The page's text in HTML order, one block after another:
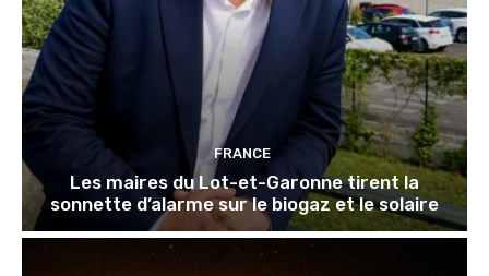
FRANCE
Les maires du Lot-et-Garonne tirent la
sonnette d’alarme sur le biogaz et le solaire